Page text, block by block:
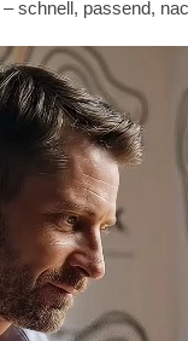
– schnell, passend,